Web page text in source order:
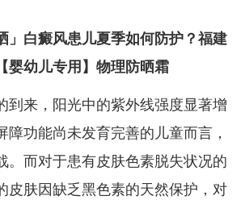
」白癜风患儿夏季如何防护？福建
婴幼儿专用】物理防晒霜
来，阳光中的紫外线强度显著增
障功能尚未发育完善的儿童而言，
。而对于患有皮肤色素脱失状况的
皮肤因缺乏黑色素的天然保护，对